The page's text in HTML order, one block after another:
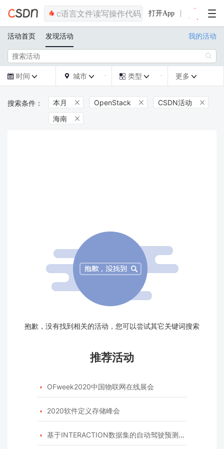
打开App
活动首页 发现活动 我的活动

 时间   城市   类型  更多 
本月  OpenStack  CSDN活动 
海南 
抱歉，没有找到相关的活动，您可以尝试其它关键词搜索
推荐活动
 OFweek2020中国物联网在线展会
 2020软件定义存储峰会
 基于INTERACTION数据集的自动驾驶预测模型挑战赛